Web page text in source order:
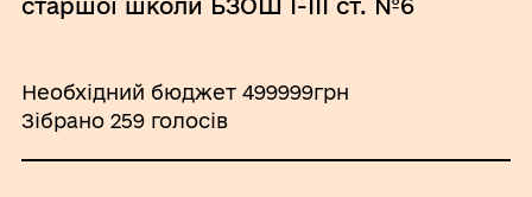
старшої школи БЗОШ І-ІІІ ст. №6
Необхідний бюджет 499999грн
Зібрано 259 голосів